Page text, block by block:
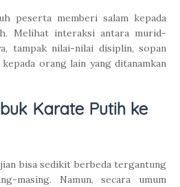
peserta memberi salam kepada
Melihat interaksi antara murid-
tampak nilai-nilai disiplin, sopan
orang lain yang ditanamkan
Karate Putih ke
bisa sedikit berbeda tergantung
masing. Namun, secara umum